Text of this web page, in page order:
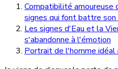
Compatibilité amoureuse
signes qui font battre
Les signes d'Eau et la
s'abandonne à l'émotion
Portrait de l'homme idéal